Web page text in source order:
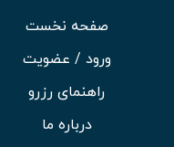
صفحه نخست
ورود / عضویت
راهنمای رزرو
درباره ما